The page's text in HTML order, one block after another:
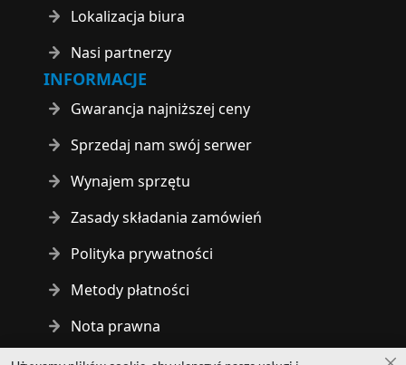
Lokalizacja biura
Nasi partnerzy
INFORMACJE
Gwarancja najniższej ceny
Sprzedaj nam swój serwer
Wynajem sprzętu
Zasady składania zamówień
Polityka prywatności
Metody płatności
Nota prawna